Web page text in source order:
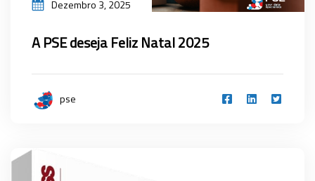
Dezembro 3, 2025
A PSE deseja Feliz Natal 2025
pse